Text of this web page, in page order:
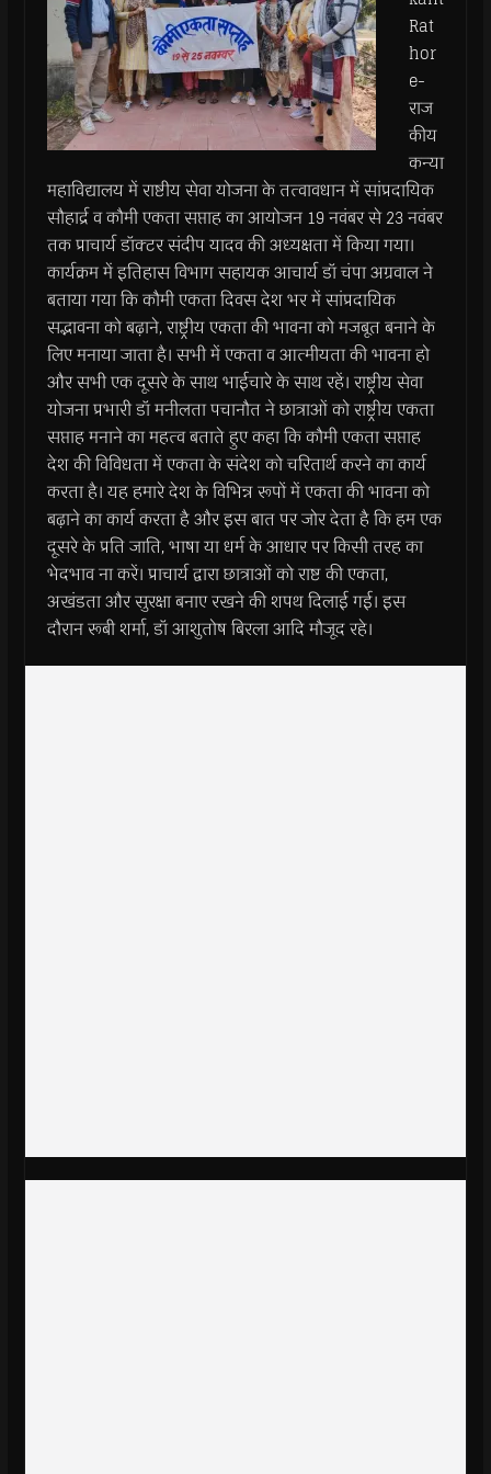
Rat
hor
e-
राज
कीय
कन्या
महाविद्यालय में राष्टीय सेवा योजना के तत्वावधान में सांप्रदायिक
सौहार्द्र व कौमी एकता सप्ताह का आयोजन 19 नवंबर से 23 नवंबर
तक प्राचार्य डॉक्टर संदीप यादव की अध्यक्षता में किया गया।
कार्यक्रम में इतिहास विभाग सहायक आचार्य डॉ चंपा अग्रवाल ने
बताया गया कि कौमी एकता दिवस देश भर में सांप्रदायिक
सद्भावना को बढ़ाने, राष्ट्रीय एकता की भावना को मजबूत बनाने के
लिए मनाया जाता है। सभी में एकता व आत्मीयता की भावना हो
और सभी एक दूसरे के साथ भाईचारे के साथ रहें। राष्ट्रीय सेवा
योजना प्रभारी डॉ मनीलता पचानौत ने छात्राओं को राष्ट्रीय एकता
सप्ताह मनाने का महत्व बताते हुए कहा कि कौमी एकता सप्ताह
देश की विविधता में एकता के संदेश को चरितार्थ करने का कार्य
करता है। यह हमारे देश के विभिन्न रूपों में एकता की भावना को
बढ़ाने का कार्य करता है और इस बात पर जोर देता है कि हम एक
दूसरे के प्रति जाति, भाषा या धर्म के आधार पर किसी तरह का
भेदभाव ना करें। प्राचार्य द्वारा छात्राओं को राष्ट की एकता,
अखंडता और सुरक्षा बनाए रखने की शपथ दिलाई गई। इस
दौरान रूबी शर्मा, डॉ आशुतोष बिरला आदि मौजूद रहे।